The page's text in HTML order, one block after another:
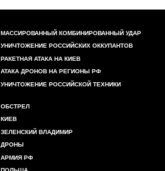
МАССИРОВАННЫЙ КОМБИНИРОВАННЫЙ УДАР
УНИЧТОЖЕНИЕ РОССИЙСКИХ ОККУПАНТОВ
РАКЕТНАЯ АТАКА НА КИЕВ
АТАКА ДРОНОВ НА РЕГИОНЫ РФ
УНИЧТОЖЕНИЕ РОССИЙСКОЙ ТЕХНИКИ
ОБСТРЕЛ
КИЕВ
ЗЕЛЕНСКИЙ ВЛАДИМИР
ДРОНЫ
АРМИЯ РФ